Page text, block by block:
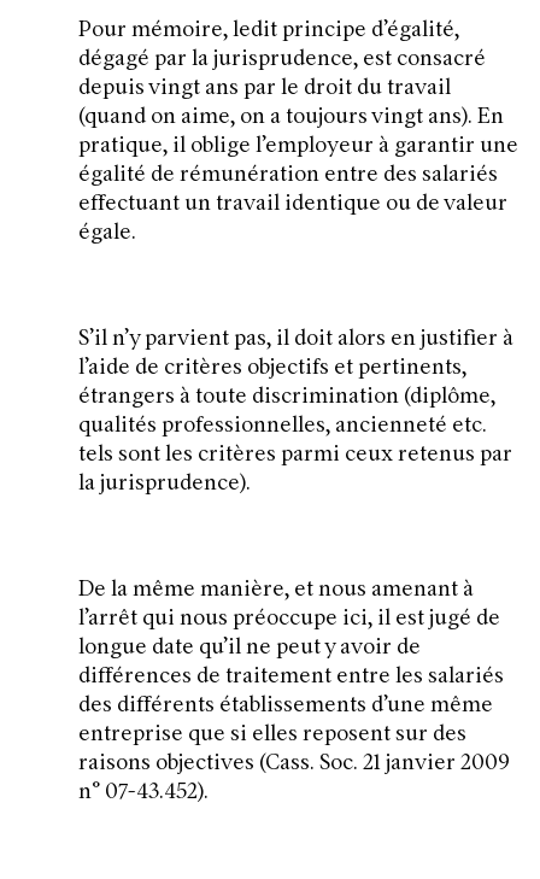
Pour mémoire, ledit principe d’égalité,
dégagé par la jurisprudence, est consacré
depuis vingt ans par le droit du travail
(quand on aime, on a toujours vingt ans). En
pratique, il oblige l’employeur à garantir une
égalité de rémunération entre des salariés
effectuant un travail identique ou de valeur
égale.
S’il n’y parvient pas, il doit alors en justifier à
l’aide de critères objectifs et pertinents,
étrangers à toute discrimination (diplôme,
qualités professionnelles, ancienneté etc.
tels sont les critères parmi ceux retenus par
la jurisprudence).
De la même manière, et nous amenant à
l’arrêt qui nous préoccupe ici, il est jugé de
longue date qu’il ne peut y avoir de
différences de traitement entre les salariés
des différents établissements d’une même
entreprise que si elles reposent sur des
raisons objectives (Cass. Soc. 21 janvier 2009
n° 07-43.452).